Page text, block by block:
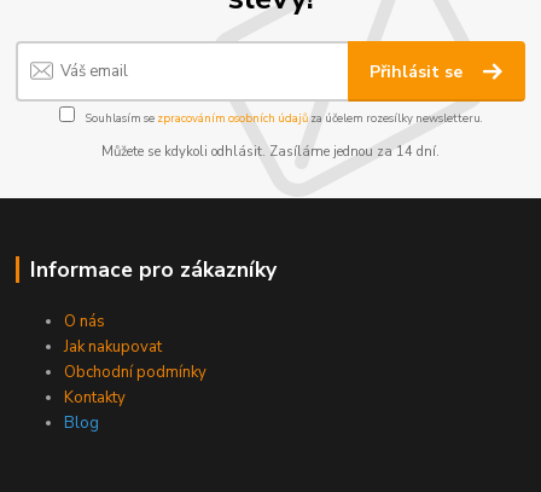
Přihlásit se
Souhlasím se zpracováním osobních údajůza účelem rozesílky newsletteru.
Můžete se kdykoli odhlásit. Zasíláme jednou za 14 dní.
Informace pro zákazníky
O nás
Jak nakupovat
Obchodní podmínky
Kontakty
Blog